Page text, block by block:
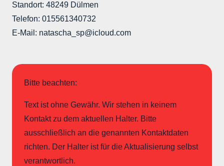
Standort: 48249 Dülmen
Telefon: 015561340732
E-Mail: natascha_sp@icloud.com
Bitte beachten:
Text ist ohne Gewähr. Wir stehen in keinem
Kontakt zu dem aktuellen Halter. Bitte
ausschließlich an die genannten Kontaktdaten
richten. Der Halter ist für die Aktualisierung selbst
verantwortlich.